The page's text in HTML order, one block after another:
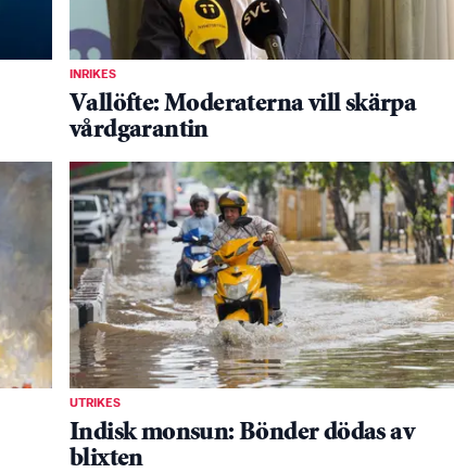
INRIKES
Vallöfte: Moderaterna vill skärpa
vårdgarantin
UTRIKES
Indisk monsun: Bönder dödas av
blixten